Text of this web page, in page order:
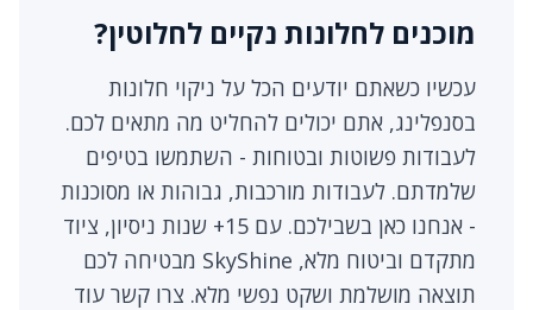
מוכנים לחלונות נקיים לחלוטין?
עכשיו כשאתם יודעים הכל על ניקוי חלונות
בסנפלינג, אתם יכולים להחליט מה מתאים לכם.
לעבודות פשוטות ובטוחות - השתמשו בטיפים
שלמדתם. לעבודות מורכבות, גבוהות או מסוכנות
- אנחנו כאן בשבילכם. עם 15+ שנות ניסיון, ציוד
מתקדם וביטוח מלא, SkyShine מבטיחה לכם
תוצאה מושלמת ושקט נפשי מלא. צרו קשר עוד